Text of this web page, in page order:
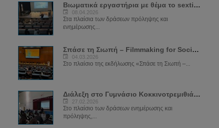
Βιωματικά εργαστήρια με θέμα το sexting
08.04.2026
Στα πλαίσια των δράσεων πρόληψης και
ενημέρωσης...
Σπάσε τη Σιωπή – Filmmaking for Social Change
04.03.2026
Στο πλαίσιο της εκδήλωσης «Σπάσε τη Σιωπή –...
Διάλεξη στο Γυμνάσιο Κοκκινοτρεμιθιάς για το Sexting
27.02.2026
Στο πλαίσιο των δράσεων ενημέρωσης και
πρόληψης,...